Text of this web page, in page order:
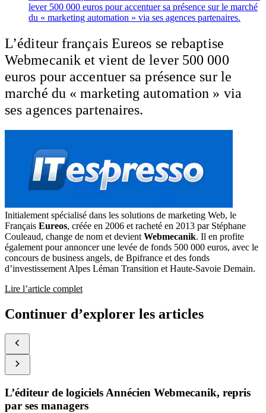
lever 500 000 euros pour accentuer sa présence sur le marché
du « marketing automation » via ses agences partenaires.
L’éditeur français Eureos se rebaptise
Webmecanik et vient de lever 500 000
euros pour accentuer sa présence sur le
marché du « marketing automation » via
ses agences partenaires.
Initialement spécialisé dans les solutions de marketing Web, le
Français Eureos, créée en 2006 et racheté en 2013 par Stéphane
Couleaud, change de nom et devient Webmecanik. Il en profite
également pour annoncer une levée de fonds 500 000 euros, avec le
concours de business angels, de Bpifrance et des fonds
d’investissement Alpes Léman Transition et Haute-Savoie Demain.
Lire l’article complet
Continuer d’explorer les articles
L’éditeur de logiciels Annécien Webmecanik, repris
par ses managers